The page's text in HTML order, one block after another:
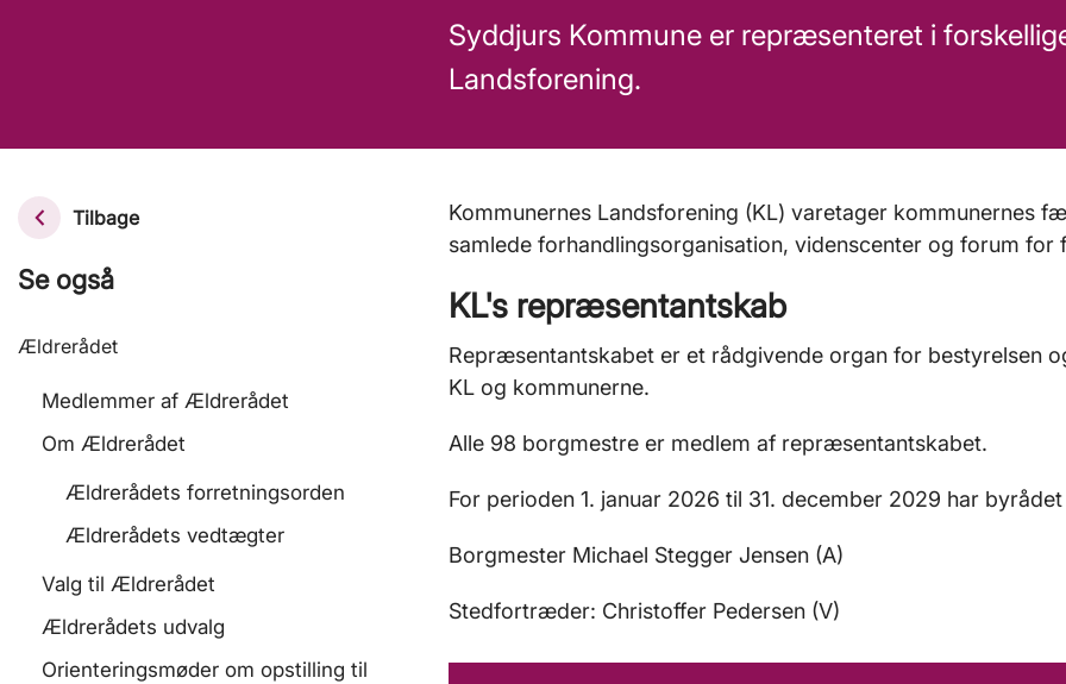
Syddjurs Kommune er repræsenteret i
Landsforening.
Tilbage
Se også
Ældrerådet
Medlemmer af Ældrerådet
Om Ældrerådet
Ældrerådets forretningsorden
Ældrerådets vedtægter
Valg til Ældrerådet
Ældrerådets udvalg
Orienteringsmøder om opstilling til
Kommunernes Landsforening (KL) varetager kommunernes
samlede forhandlingsorganisation, videnscenter og forum
KL's repræsentantskab
Repræsentantskabet er et rådgivende organ for bestyrelsen
KL og kommunerne.
Alle 98 borgmestre er medlem af repræsentantskabet.
For perioden 1. januar 2026 til 31. december 2029 har
Borgmester Michael Stegger Jensen (A)
Stedfortræder: Christoffer Pedersen (V)